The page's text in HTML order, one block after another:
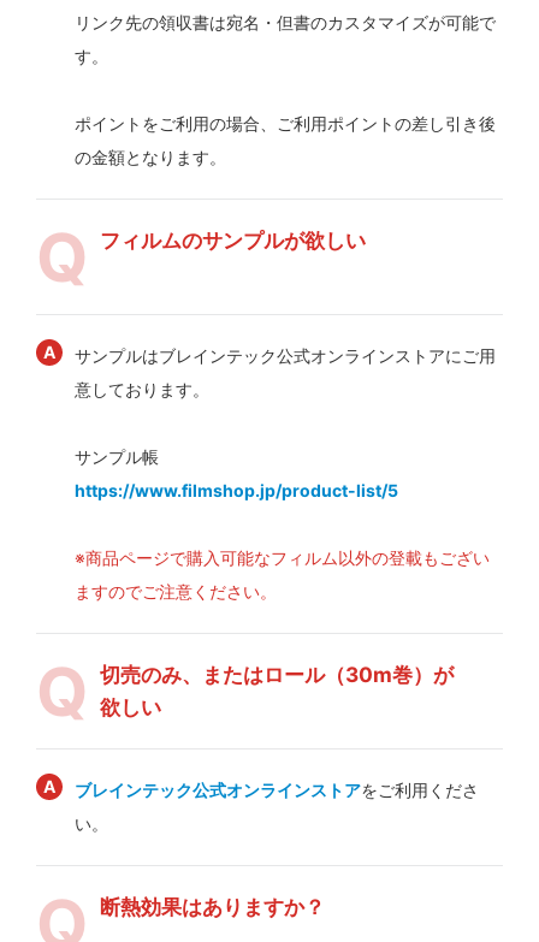
リンク先の領収書は宛名・但書のカスタマイズが可能で
す。
ポイントをご利用の場合、ご利用ポイントの差し引き後
の金額となります。
フィルムのサンプルが欲しい
サンプルはブレインテック公式オンラインストアにご用
意しております。
サンプル帳
https://www.filmshop.jp/product-list/5
※商品ページで購入可能なフィルム以外の登載もござい
ますのでご注意ください。
切売のみ、またはロール（30m巻）が
欲しい
ブレインテック公式オンラインストアをご利用くださ
い。
断熱効果はありますか？